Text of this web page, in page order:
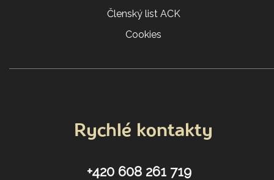
Členský list ACK
Cookies
Rychlé kontakty
+420 608 261 719